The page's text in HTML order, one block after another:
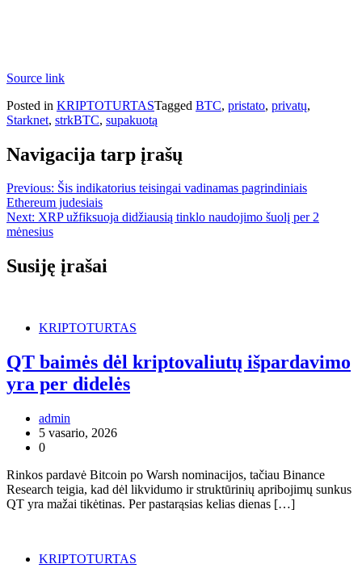
Source link
Posted in KRIPTOTURTASTagged BTC, pristato, privatų,
Starknet, strkBTC, supakuotą
Navigacija tarp įrašų
Previous: Šis indikatorius teisingai vadinamas pagrindiniais
Ethereum judesiais
Next: XRP užfiksuoja didžiausią tinklo naudojimo šuolį per 2
mėnesius
Susiję įrašai
KRIPTOTURTAS
QT baimės dėl kriptovaliutų išpardavimo
yra per didelės
admin
5 vasario, 2026
0
Rinkos pardavė Bitcoin po Warsh nominacijos, tačiau Binance
Research teigia, kad dėl likvidumo ir struktūrinių apribojimų sunkus
QT yra mažai tikėtinas. Per pastarąsias kelias dienas […]
KRIPTOTURTAS